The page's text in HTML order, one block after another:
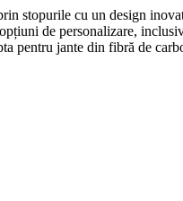
stopurile cu un design
de personalizare,
pentru jante din fibră de